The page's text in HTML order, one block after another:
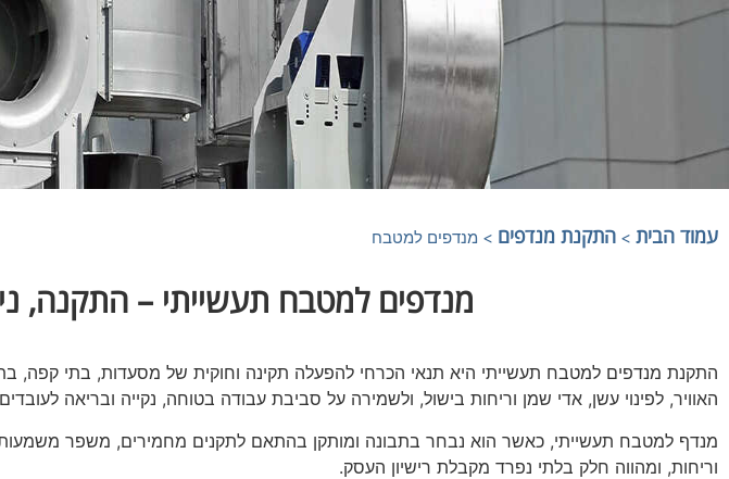
עמוד הבית > התקנת מנדפים > מנדפים למטבח
מנדפים למטבח תעשייתי – התקנה,
התקנת מנדפים למטבח תעשייתי היא תנאי הכרחי להפעלה תקינה וחוקית של מסעדות, בתי קפה,
האוויר, לפינוי עשן, אדי שמן וריחות בישול, ולשמירה על סביבת עבודה בטוחה, נקייה ובריאה
מנדף למטבח תעשייתי, כאשר הוא נבחר בתבונה ומותקן בהתאם לתקנים מחמירים, משפר
וריחות, ומהווה חלק בלתי נפרד מקבלת רישיון העסק.